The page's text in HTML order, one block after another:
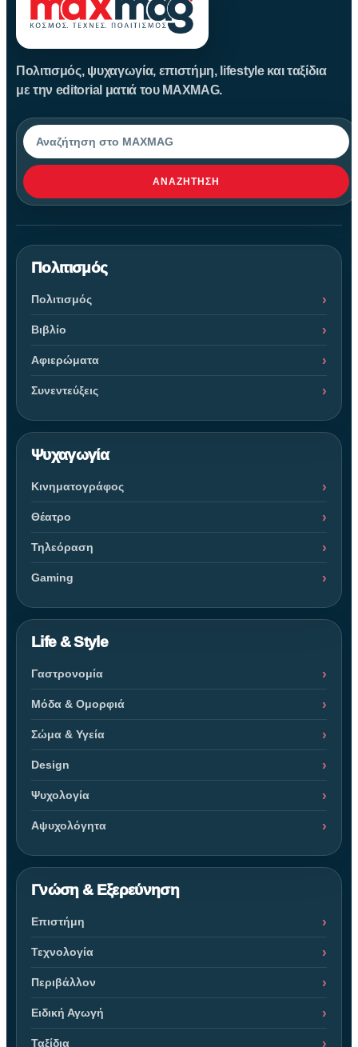
Πολιτισμός, ψυχαγωγία, επιστήμη, lifestyle και ταξίδια
με την editorial ματιά του MAXMAG.
Αναζήτηση
ΑΝΑΖΉΤΗΣΗ
Πολιτισμός
Πολιτισμός
Βιβλίο
Αφιερώματα
Συνεντεύξεις
Ψυχαγωγία
Κινηματογράφος
Θέατρο
Τηλεόραση
Gaming
Life & Style
Γαστρονομία
Μόδα & Ομορφιά
Σώμα & Υγεία
Design
Ψυχολογία
Αψυχολόγητα
Γνώση & Εξερεύνηση
Επιστήμη
Τεχνολογία
Περιβάλλον
Ειδική Αγωγή
Ταξίδια